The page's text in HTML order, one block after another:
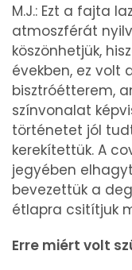
M.J.: Ezt a fajta
atmoszférát
köszönhetjük,
években, ez volt
bisztróétterem,
színvonalat
történetet jól
kerekítettük. A
jegyében
bevezettük a
étlapra csitítjuk
Erre miért volt